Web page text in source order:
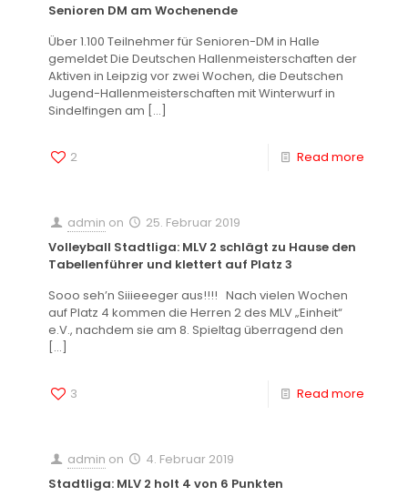
Senioren DM am Wochenende
Über 1.100 Teilnehmer für Senioren-DM in Halle
gemeldet Die Deutschen Hallenmeisterschaften der
Aktiven in Leipzig vor zwei Wochen, die Deutschen
Jugend-Hallenmeisterschaften mit Winterwurf in
Sindelfingen am […]
2 Read more
admin on
25. Februar 2019
Volleyball Stadtliga: MLV 2 schlägt zu Hause den
Tabellenführer und klettert auf Platz 3
Sooo seh’n Siiieeeger aus!!!! Nach vielen Wochen
auf Platz 4 kommen die Herren 2 des MLV „Einheit“
e.V., nachdem sie am 8. Spieltag überragend den
[…]
3 Read more
admin on
4. Februar 2019
Stadtliga: MLV 2 holt 4 von 6 Punkten